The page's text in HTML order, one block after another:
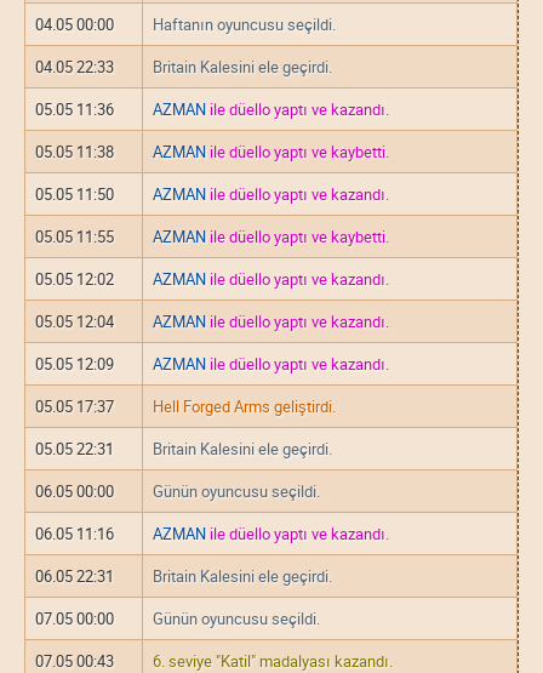
04.05 00:00
Haftanın oyuncusu seçildi.
04.05 22:33
Britain Kalesini ele geçirdi.
05.05 11:36
AZMAN ile düello yaptı ve kazandı.
05.05 11:38
AZMAN ile düello yaptı ve kaybetti.
05.05 11:50
AZMAN ile düello yaptı ve kazandı.
05.05 11:55
AZMAN ile düello yaptı ve kaybetti.
05.05 12:02
AZMAN ile düello yaptı ve kazandı.
05.05 12:04
AZMAN ile düello yaptı ve kazandı.
05.05 12:09
AZMAN ile düello yaptı ve kazandı.
05.05 17:37
Hell Forged Arms geliştirdi.
05.05 22:31
Britain Kalesini ele geçirdi.
06.05 00:00
Günün oyuncusu seçildi.
06.05 11:16
AZMAN ile düello yaptı ve kazandı.
06.05 22:31
Britain Kalesini ele geçirdi.
07.05 00:00
Günün oyuncusu seçildi.
07.05 00:43
6. seviye "Katil" madalyası kazandı.